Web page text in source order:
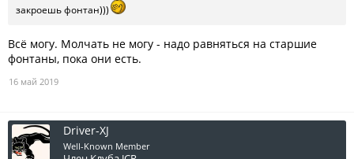
закроешь фонтан)))
Всё могу. Молчать не могу - надо равняться на старшие
фонтаны, пока они есть.
16 май 2019
Driver-XJ
Well-Known Member